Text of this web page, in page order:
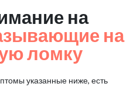
на
на
ломку
указанные ниже, есть